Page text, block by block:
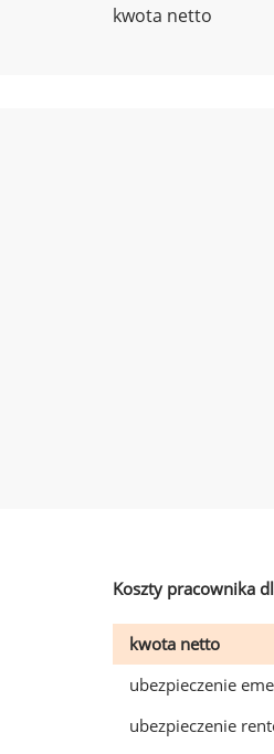
kwota netto
Koszty pracownika
kwota netto
ubezpieczenie
ubezpieczenie